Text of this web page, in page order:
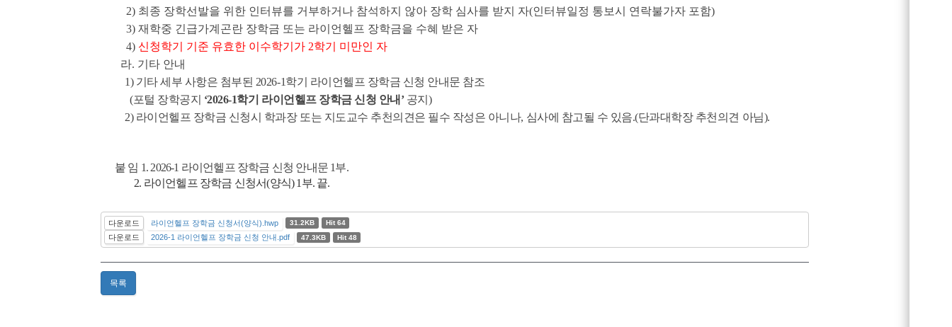
2) 최종 장학선발을 위한 인터뷰를 거부하거나 참석하지 않아 장학 심사를 받지 자(인터뷰일정 통보시 연락불가자 포함)
3) 재학중 긴급가계곤란 장학금 또는 라이언헬프 장학금을 수혜 받은 자
4) 신청학기 기준 유효한 이수학기가 2학기 미만인 자
라. 기타 안내
1) 기타 세부 사항은 첨부된 2026-1학기 라이언헬프 장학금 신청 안내문 참조
(포털 장학공지 ‘2026-1학기 라이언헬프 장학금 신청 안내’공지)
2) 라이언헬프 장학금 신청시 학과장 또는 지도교수 추천의견은 필수 작성은 아니나, 심사에 참고될 수 있음.(단과대학장 추천의견 아님).
붙 임 1. 2026-1 라이언헬프 장학금 신청 안내문 1부.
2. 라이언헬프 장학금 신청서(양식) 1부. 끝.
다운로드 라이언헬프 장학금 신청서(양식).hwp 31.2KB Hit 64
다운로드 2026-1 라이언헬프 장학금 신청 안내.pdf 47.3KB Hit 48
목록